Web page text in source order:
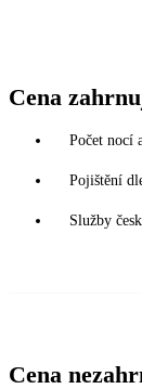
Cena
Počet nocí
Pojištění
Služby
Cena